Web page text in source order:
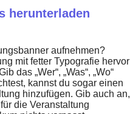
herunterladen
aufnehmen?
mit fetter Typografie hervor
das „Wer“, „Was“, „Wo“
kannst du sogar einen
hinzufügen. Gib auch an,
die Veranstaltung